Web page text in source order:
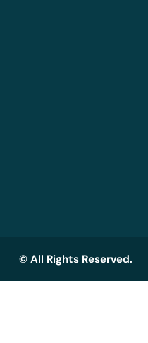
© All Rights Reserved.